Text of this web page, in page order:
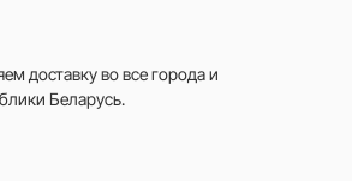
доставку во все городаи
Беларусь.